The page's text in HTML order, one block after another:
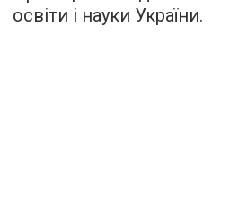
освіти і науки України.